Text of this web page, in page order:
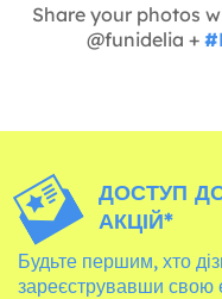
Share your photos
@funidelia +
ДОСТУП
АКЦІЙ*
Будьте першим, хто
зареєструвавши свою